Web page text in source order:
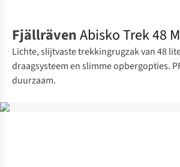
FjällrävenAbisko Trek 48
Lichte, slijtvaste trekkingrugzak van 48
draagsysteem en slimme opbergopties.
duurzaam.